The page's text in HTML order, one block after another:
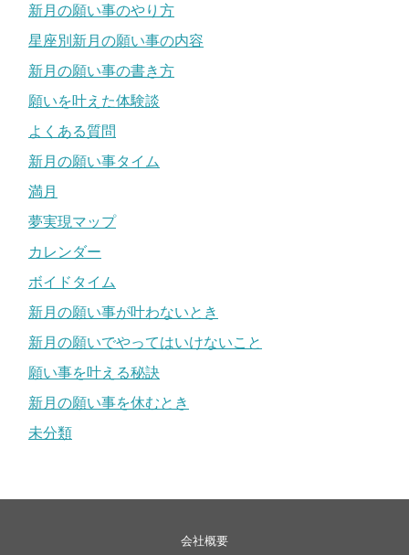
新月の願い事のやり方
星座別新月の願い事の内容
新月の願い事の書き方
願いを叶えた体験談
よくある質問
新月の願い事タイム
満月
夢実現マップ
カレンダー
ボイドタイム
新月の願い事が叶わないとき
新月の願いでやってはいけないこと
願い事を叶える秘訣
新月の願い事を休むとき
未分類
会社概要